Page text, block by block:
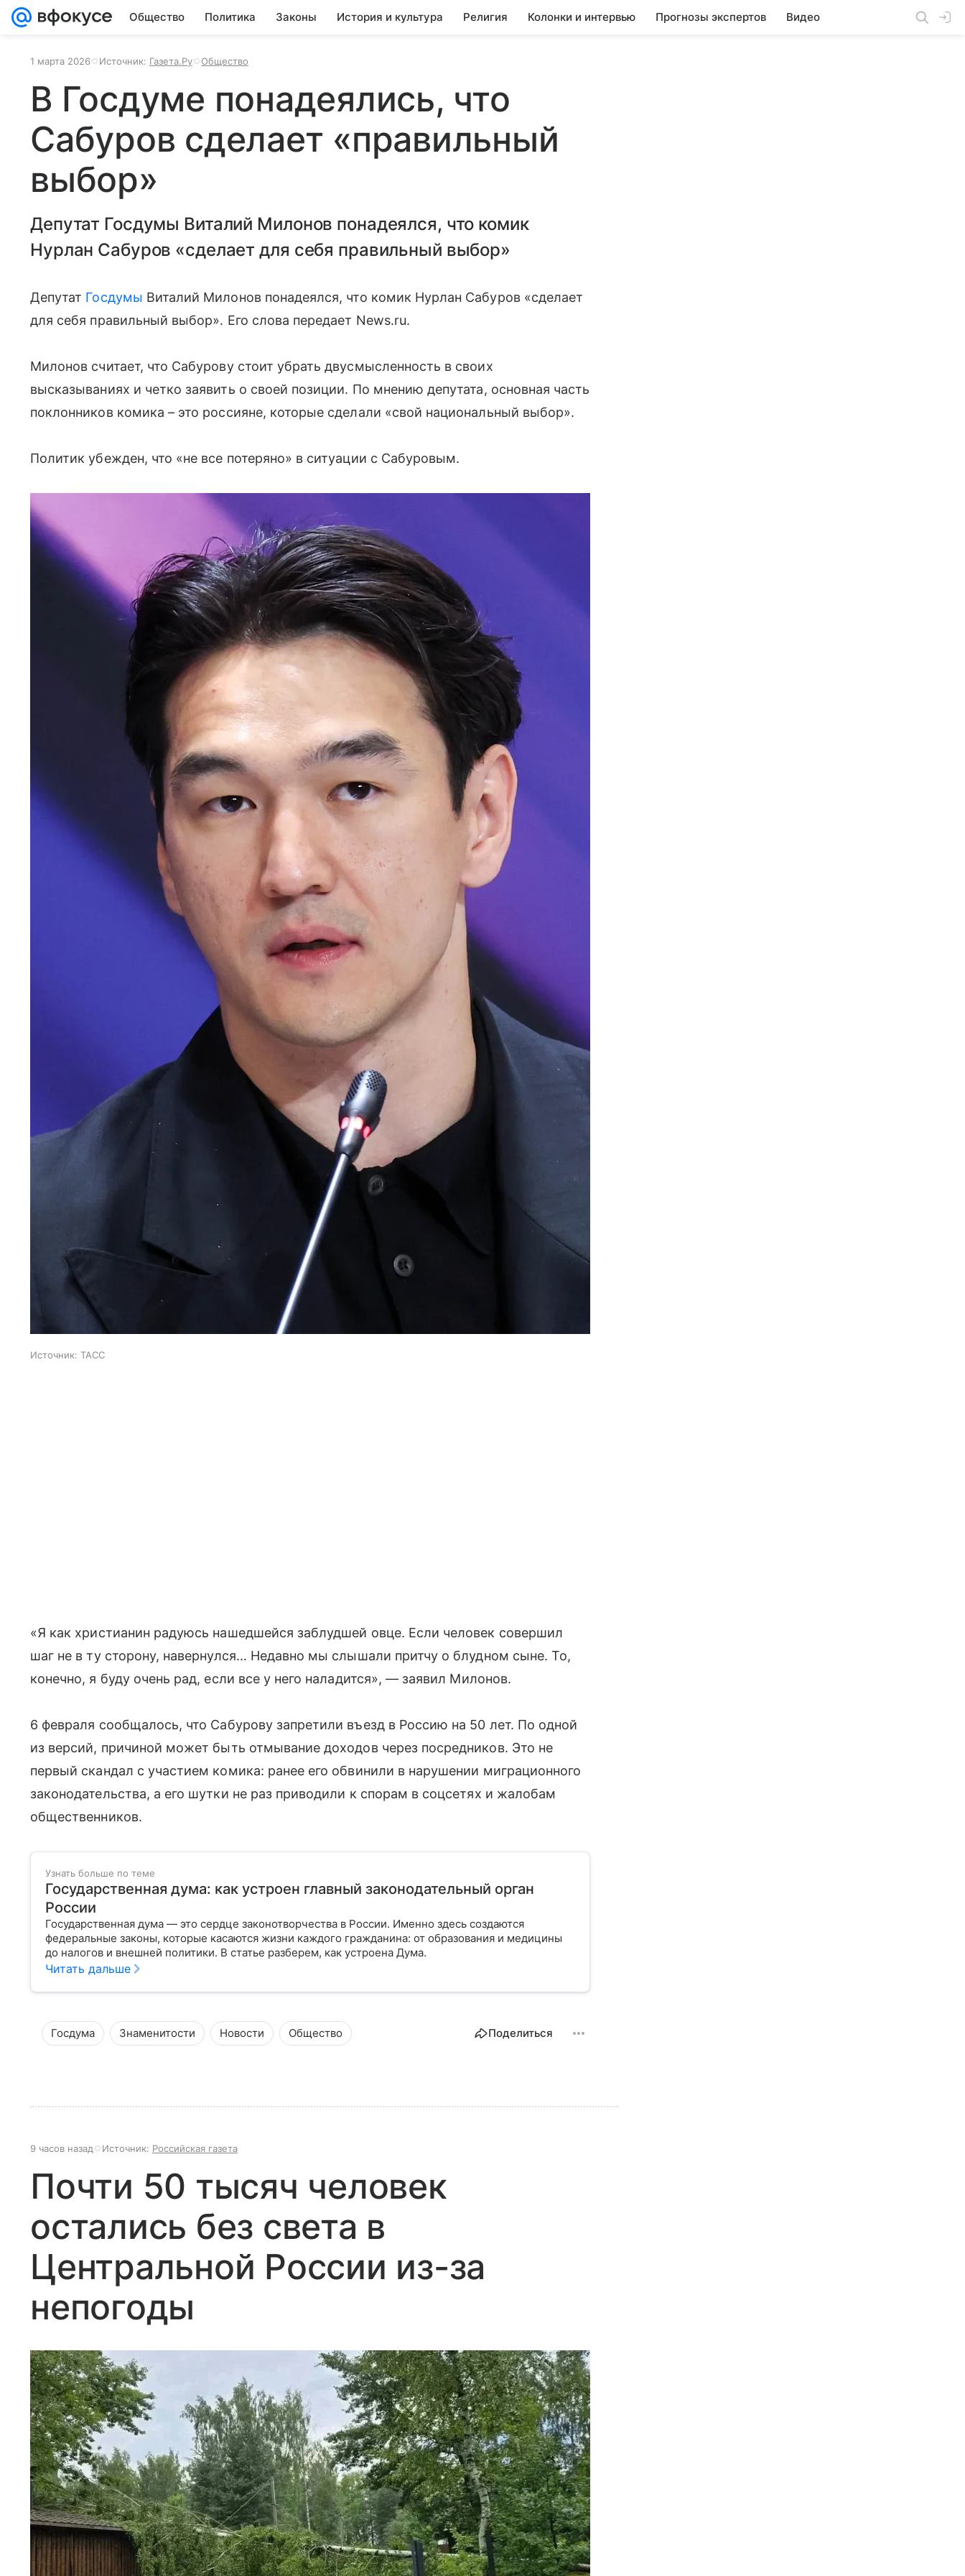
Общество Политика Законы История и культура Религия Колонки и интервью Прогнозы экспертов Видео
1 марта 2026 Источник: Газета.Ру Общество
В Госдуме понадеялись, что
Сабуров сделает «правильный
выбор»
Депутат Госдумы Виталий Милонов понадеялся, что комик
Нурлан Сабуров «сделает для себя правильный выбор»
Депутат Госдумы Виталий Милонов понадеялся, что комик Нурлан Сабуров «сделает
для себя правильный выбор». Его слова передает News.ru.
Милонов считает, что Сабурову стоит убрать двусмысленность в своих
высказываниях и четко заявить о своей позиции. По мнению депутата, основная часть
поклонников комика – это россияне, которые сделали «свой национальный выбор».
Политик убежден, что «не все потеряно» в ситуации с Сабуровым.
Источник: ТАСС
«Я как христианин радуюсь нашедшейся заблудшей овце. Если человек совершил
шаг не в ту сторону, навернулся… Недавно мы слышали притчу о блудном сыне. То,
конечно, я буду очень рад, если все у него наладится», — заявил Милонов.
6 февраля сообщалось, что Сабурову запретили въезд в Россию на 50 лет. По одной
из версий, причиной может быть отмывание доходов через посредников. Это не
первый скандал с участием комика: ранее его обвинили в нарушении миграционного
законодательства, а его шутки не раз приводили к спорам в соцсетях и жалобам
общественников.
Узнать больше по теме
Государственная дума: как устроен главный законодательный орган
России
Государственная дума — это сердце законотворчества в России. Именно здесь создаются
федеральные законы, которые касаются жизни каждого гражданина: от образования и медицины
до налогов и внешней политики. В статье разберем, как устроена Дума.
Читать дальше
Госдума Знаменитости Новости Общество Поделиться
9 часов назад Источник: Российская газета
Почти 50 тысяч человек
остались без света в
Центральной России из-за
непогоды